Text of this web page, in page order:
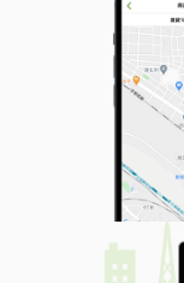
佐賀県鳥栖市本鳥
価
住
専
間
佐賀県佐賀市兵庫
価